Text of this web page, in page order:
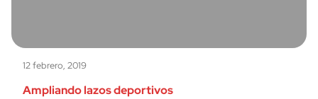
12 febrero, 2019
Ampliando lazos deportivos